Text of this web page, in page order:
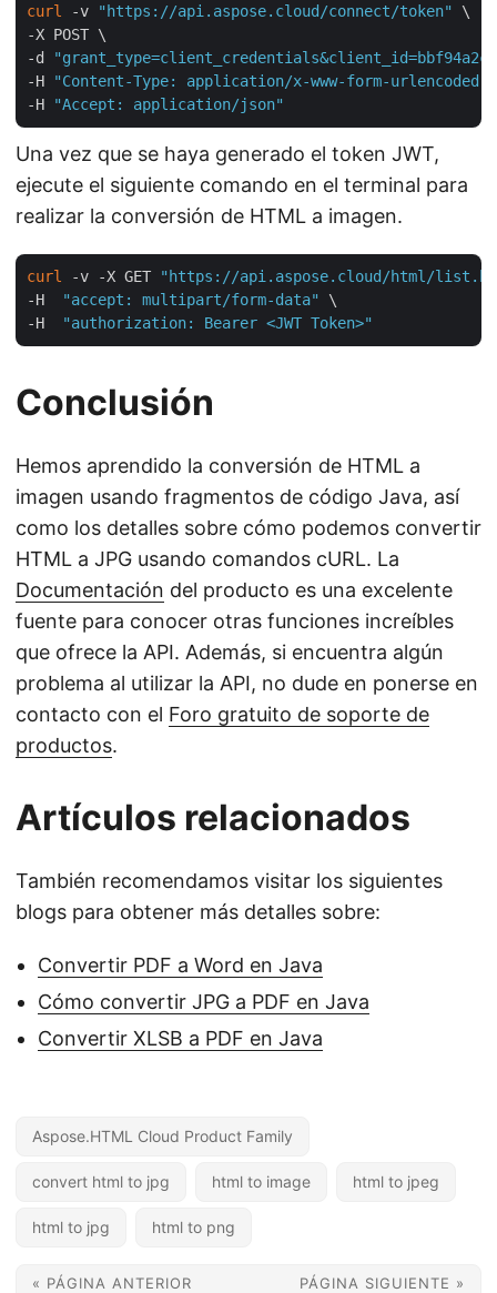
curl -v "https://api.aspose.cloud/connect/token"
\
-X POST \
-d
"grant_type=client_credentials&client_id=bbf94a2c-
-H
"Content-Type: application/x-www-form-urlencoded"
-H
"Accept: application/json"
Una vez que se haya generado el token JWT,
ejecute el siguiente comando en el terminal para
realizar la conversión de HTML a imagen.
curl -v -X GET
"https://api.aspose.cloud/html/
-H
"accept: multipart/form-data"
\
-H
"authorization: Bearer <JWT Token>"
Conclusión
Hemos aprendido la conversión de HTML a
imagen usando fragmentos de código Java, así
como los detalles sobre cómo podemos convertir
HTML a JPG usando comandos cURL. La
Documentación del producto es una excelente
fuente para conocer otras funciones increíbles
que ofrece la API. Además, si encuentra algún
problema al utilizar la API, no dude en ponerse en
contacto con el Foro gratuito de soporte de
productos.
Artículos relacionados
También recomendamos visitar los siguientes
blogs para obtener más detalles sobre:
Convertir PDF a Word en Java
Cómo convertir JPG a PDF en Java
Convertir XLSB a PDF en Java
Aspose.HTML Cloud Product Family
convert html to jpg html to image html to jpeg
html to jpg html to png
« PÁGINA ANTERIOR PÁGINA SIGUIENTE »